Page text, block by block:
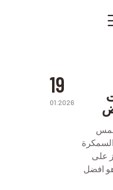
من أعمالنا
اتصل بنا
المقالات
PRIVACY
19
01.2026
على
افضل